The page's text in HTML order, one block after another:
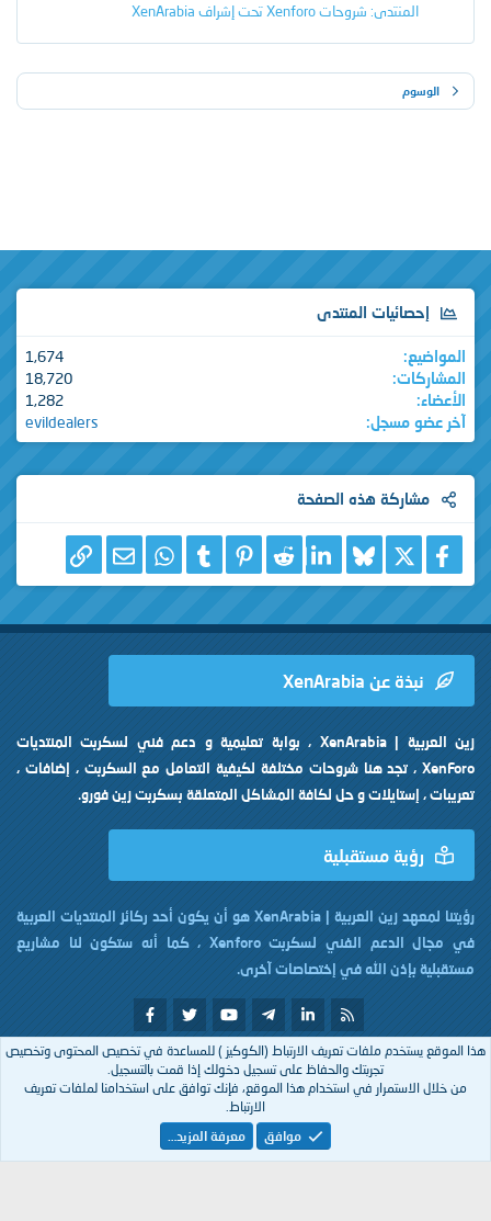
المنتدى: شروحات Xenforo تحت إشراف XenArabia
الوسوم
إحصائيات المنتدى
المواضيع
1,674
المشاركات
18,720
الأعضاء
1,282
آخر عضو مسجل
evildealers
مشاركة هذه الصفحة
فيسبوكBluesky
LinkedIn
Reddit
Pinterest
Tumblr
WhatsAppالبريد الإلكتروني
نبذة عن XenArabia
زين العربية | XenArabia ، بوابة تعليمية و دعم فني لسكربت المنتديات
XenForo ، تجد هنا شروحات مختلفة لكيفية التعامل مع السكربت ، إضافات ،
تعريبات ، إستايلات و حل لكافة المشاكل المتعلقة بسكربت زين فورو.
رؤية مستقبلية
رؤيتنا لمعهد زين العربية | XenArabia هو أن يكون أحد ركائز المنتديات العربية
في مجال الدعم الفني لسكربت Xenforo ، كما أنه ستكون لنا مشاريع
مستقبلية بإذن الله في إختصاصات آخرى.
تم التصميم بكل منXenArabia
الشروط والقوانين سياسة الخصوصية
هذا الموقع يستخدم ملفات تعريف الارتباط (الكوكيز ) للمساعدة في تخصيص المحتوى وتخصيص
تجربتك والحفاظ على تسجيل دخولك إذا قمت بالتسجيل.
من خلال الاستمرار في استخدام هذا الموقع، فإنك توافق على استخدامنا لملفات تعريف
الارتباط.
موافق
معرفة المزيد…